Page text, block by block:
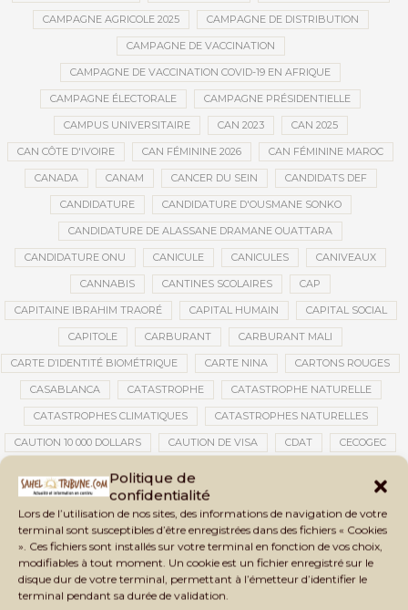
Politique de
confidentialité
Lors de l’utilisation de nos sites, des informations de navigation de votre
terminal sont susceptibles d’être enregistrées dans des fichiers « Cookies
». Ces fichiers sont installés sur votre terminal en fonction de vos choix,
modifiables à tout moment. Un cookie est un fichier enregistré sur le
disque dur de votre terminal, permettant à l’émetteur d’identifier le
terminal pendant sa durée de validation.
CAMPAGNE AGRICOLE 2025 CAMPAGNE DE DISTRIBUTION
CAMPAGNE DE VACCINATION
CAMPAGNE DE VACCINATION COVID-19 EN AFRIQUE
CAMPAGNE ÉLECTORALE CAMPAGNE PRÉSIDENTIELLE
CAMPUS UNIVERSITAIRE CAN 2023 CAN 2025
CAN CÔTE D'IVOIRE CAN FÉMININE 2026 CAN FÉMININE MAROC
CANADA CANAM CANCER DU SEIN CANDIDATS DEF
CANDIDATURE CANDIDATURE D'OUSMANE SONKO
CANDIDATURE DE ALASSANE DRAMANE OUATTARA
CANDIDATURE ONU CANICULE CANICULES CANIVEAUX
CANNABIS CANTINES SCOLAIRES CAP
CAPITAINE IBRAHIM TRAORÉ CAPITAL HUMAIN CAPITAL SOCIAL
CAPITOLE CARBURANT CARBURANT MALI
CARTE D’IDENTITÉ BIOMÉTRIQUE CARTE NINA CARTONS ROUGES
CASABLANCA CATASTROPHE CATASTROPHE NATURELLE
CATASTROPHES CLIMATIQUES CATASTROPHES NATURELLES
CAUTION 10 000 DOLLARS CAUTION DE VISA CDAT CECOGEC
CEMAPI CEN-SNESUP
CENTRAFRIQUE CENTRALE SOLAIRE
CENTRALE SOLAIRE DE SANANKOROBA CENTRALES SOLAIRES
CENTRE D'INTELLIGENCE ARTIFICIELLE
CENTRE DE SANTÉ COMMUNAUTAIRE